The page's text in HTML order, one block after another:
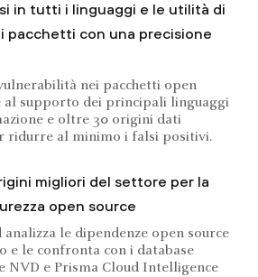
in tutti i linguaggi e le utilità di
pacchetti con una precisione
nei pacchetti open
al supporto dei principali linguaggi
e oltre 30 origini dati
ridurre al minimo i falsi positivi.
migliori del settore per la
open source
analizza le dipendenze open source
e le confronta con i database
NVD e Prisma Cloud Intelligence